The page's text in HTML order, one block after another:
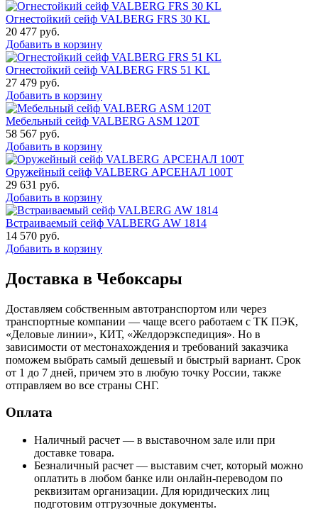
Огнестойкий сейф VALBERG FRS 30 KL
20 477 руб.
Добавить в корзину
Огнестойкий сейф VALBERG FRS 51 KL
27 479 руб.
Добавить в корзину
Мебельный сейф VALBERG ASM 120T
58 567 руб.
Добавить в корзину
Оружейный сейф VALBERG АРСЕНАЛ 100Т
29 631 руб.
Добавить в корзину
Встраиваемый сейф VALBERG AW 1814
14 570 руб.
Добавить в корзину
Доставка в Чебоксары
Доставляем собственным автотранспортом или через
транспортные компании — чаще всего работаем с ТК ПЭК,
«Деловые линии», КИТ, «Желдорэкспедиция». Но в
зависимости от местонахождения и требований заказчика
поможем выбрать самый дешевый и быстрый вариант. Срок
от 1 до 7 дней, причем это в любую точку России, также
отправляем во все страны СНГ.
Оплата
Наличный расчет — в выставочном зале или при
доставке товара.
Безналичный расчет — выставим счет, который можно
оплатить в любом банке или онлайн-переводом по
реквизитам организации. Для юридических лиц
подготовим отгрузочные документы.